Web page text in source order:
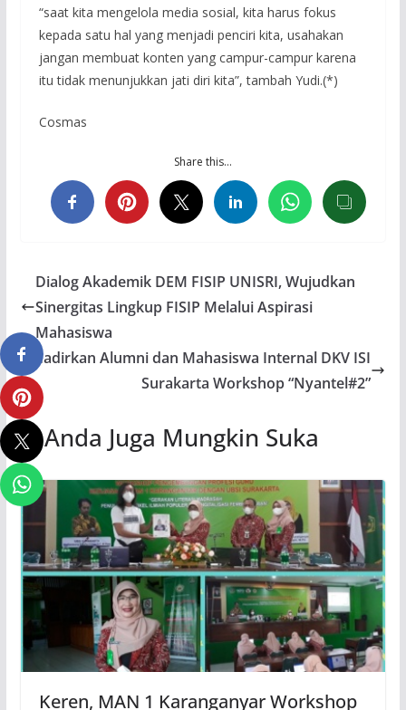
“saat kita mengelola media sosial, kita harus fokus
kepada satu hal yang menjadi penciri kita, usahakan
jangan membuat konten yang campur-campur karena
itu tidak menunjukkan jati diri kita”, tambah Yudi.(*)
Cosmas
Share this…
Dialog Akademik DEM FISIP UNISRI, Wujudkan
Sinergitas Lingkup FISIP Melalui Aspirasi
Mahasiswa
Hadirkan Alumni dan Mahasiswa Internal DKV ISI
Surakarta Workshop “Nyantel#2”
Anda Juga Mungkin Suka
Keren, MAN 1 Karanganyar Workshop